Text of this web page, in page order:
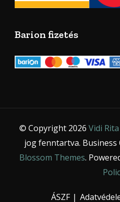
Barion fizetés
© Copyright 2026 Vidi
jog fenntartva. Business
Blossom Themes.
ÁSZF